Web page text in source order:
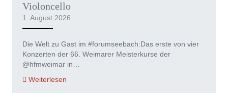
Violoncello
1. August 2026
Die Welt zu Gast im #forumseebach:Das erste von vier
Konzerten der 66. Weimarer Meisterkurse der
@hfmweimar in…
Weiterlesen